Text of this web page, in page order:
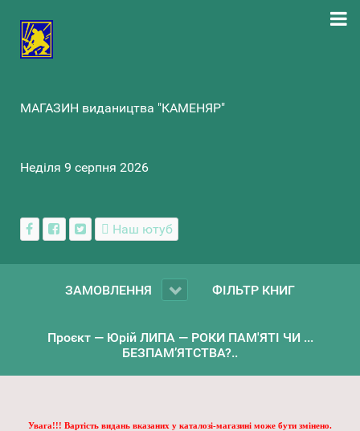
МАГАЗИН видаництва "КАМЕНЯР"
Неділя 9 серпня 2026
Наш ютуб
ЗАМОВЛЕННЯ ФІЛЬТР КНИГ
Проєкт — Юрій ЛИПА — РОКИ ПАМ'ЯТІ ЧИ ...
БЕЗПАМ’ЯТСТВА?..
Увага!!! Вартість видань вказаних у каталозі-магазині може бути змінено.